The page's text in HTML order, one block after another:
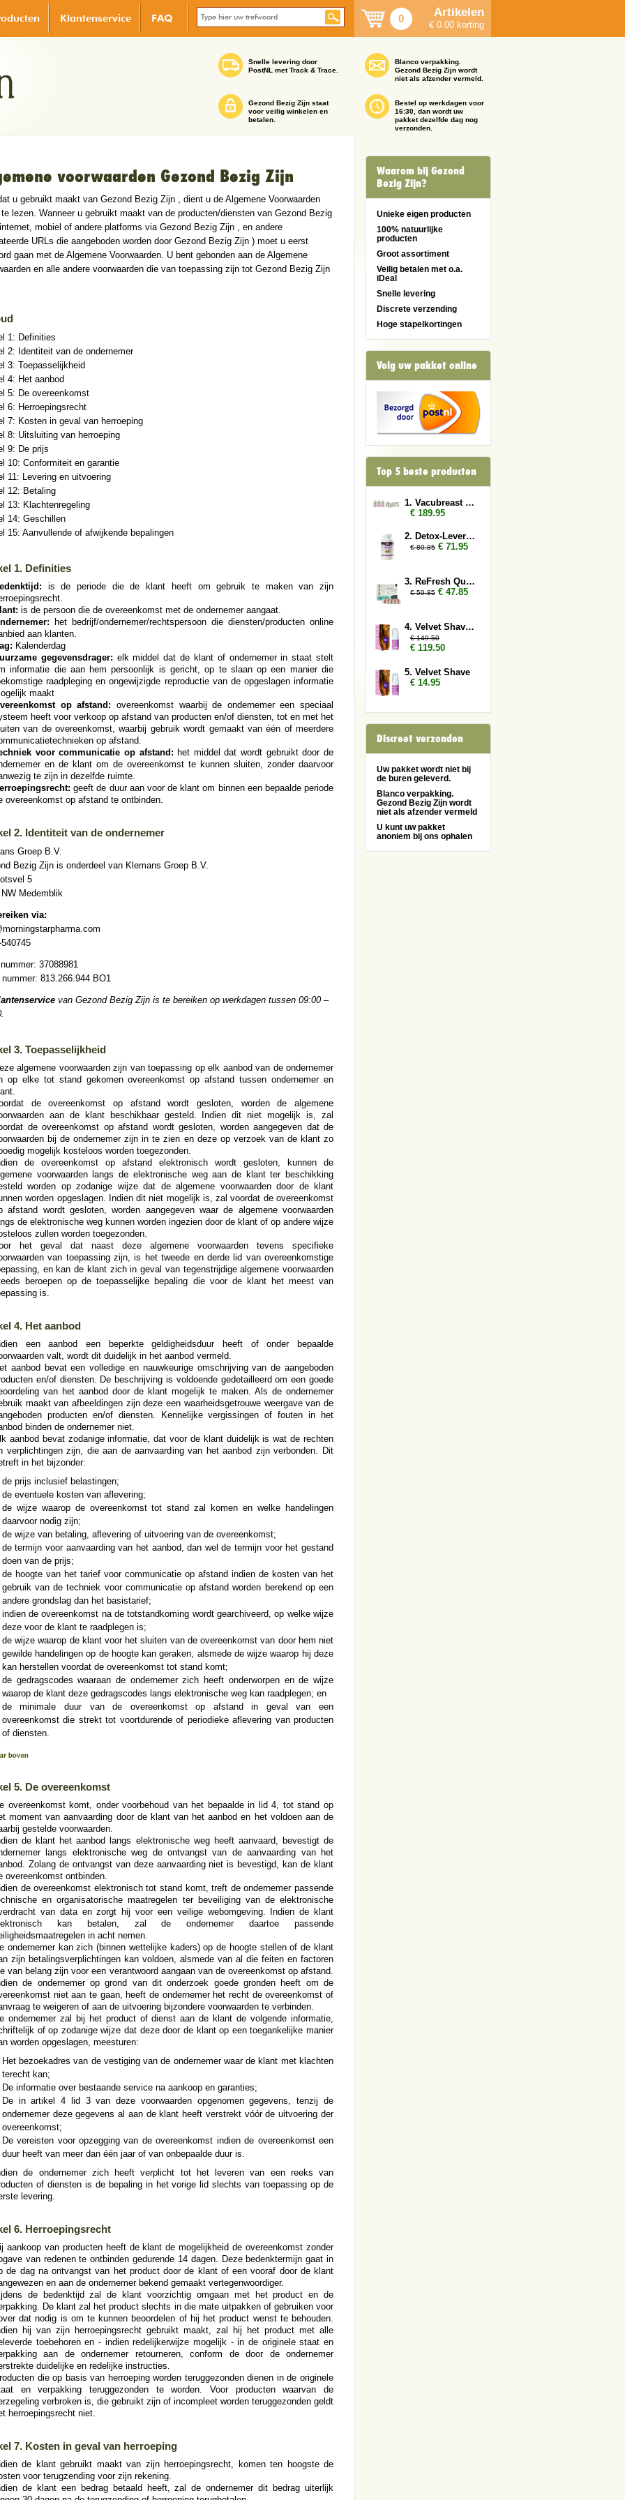
Klantenservice FAQ 0 Artikelen
€ 0.00 korting
Snelle levering door
PostNL met Track & Trace.
Gezond Bezig Zijn staat
voor veilig winkelen en
betalen.
Blanco verpakking.
Gezond Bezig Zijn wordt
niet als afzender vermeld.
Bestel op werkdagen voor
16:30, dan wordt uw
pakket dezelfde dag nog
verzonden.
voorwaarden Gezond Bezig Zijn
u gebruikt maakt van Gezond Bezig Zijn , dient u de Algemene Voorwaarden
lezen. Wanneer u gebruikt maakt van de producten/diensten van Gezond Bezig
mobiel of andere platforms via Gezond Bezig Zijn , en andere
URLs die aangeboden worden door Gezond Bezig Zijn ) moet u eerst
gaan met de Algemene Voorwaarden. U bent gebonden aan de Algemene
en alle andere voorwaarden die van toepassing zijn tot Gezond Bezig Zijn
1: Definities
2: Identiteit van de ondernemer
3: Toepasselijkheid
4: Het aanbod
5: De overeenkomst
6: Herroepingsrecht
7: Kosten in geval van herroeping
8: Uitsluiting van herroeping
9: De prijs
10: Conformiteit en garantie
11: Levering en uitvoering
12: Betaling
13: Klachtenregeling
14: Geschillen
15: Aanvullende of afwijkende bepalingen
1. Definities
is de periode die de klant heeft om gebruik te maken van zijn
is de persoon die de overeenkomst met de ondernemer aangaat.
het bedrijf/ondernemer/rechtspersoon die diensten/producten online
aan klanten.
Kalenderdag
gegevensdrager: elk middel dat de klant of ondernemer in staat stelt
informatie die aan hem persoonlijk is gericht, op te slaan op een manier die
raadpleging en ongewijzigde reproductie van de opgeslagen informatie
maakt
op afstand: overeenkomst waarbij de ondernemer een speciaal
heeft voor verkoop op afstand van producten en/of diensten, tot en met het
van de overeenkomst, waarbij gebruik wordt gemaakt van één of meerdere
op afstand.
voor communicatie op afstand: het middel dat wordt gebruikt door de
en de klant om de overeenkomst te kunnen sluiten, zonder daarvoor
te zijn in dezelfde ruimte.
geeft de duur aan voor de klant om binnen een bepaalde periode
overeenkomst op afstand te ontbinden.
2. Identiteit van de ondernemer
Groep B.V.
Bezig Zijn is onderdeel van Klemans Groep B.V.
5
NW Medemblik
via:
37088981
nummer: 813.266.944 BO1
van Gezond Bezig Zijn is te bereiken op werkdagen tussen 09:00 –
3. Toepasselijkheid
algemene voorwaarden zijn van toepassing op elk aanbod van de ondernemer
op elke tot stand gekomen overeenkomst op afstand tussen ondernemer en
de overeenkomst op afstand wordt gesloten, worden de algemene
aan de klant beschikbaar gesteld. Indien dit niet mogelijk is, zal
de overeenkomst op afstand wordt gesloten, worden aangegeven dat de
bij de ondernemer zijn in te zien en deze op verzoek van de klant zo
mogelijk kosteloos worden toegezonden.
de overeenkomst op afstand elektronisch wordt gesloten, kunnen de
voorwaarden langs de elektronische weg aan de klant ter beschikking
worden op zodanige wijze dat de algemene voorwaarden door de klant
worden opgeslagen. Indien dit niet mogelijk is, zal voordat de overeenkomst
afstand wordt gesloten, worden aangegeven waar de algemene voorwaarden
de elektronische weg kunnen worden ingezien door de klant of op andere wijze
zullen worden toegezonden.
het geval dat naast deze algemene voorwaarden tevens specifieke
van toepassing zijn, is het tweede en derde lid van overeenkomstige
en kan de klant zich in geval van tegenstrijdige algemene voorwaarden
beroepen op de toepasselijke bepaling die voor de klant het meest van
is.
4. Het aanbod
een aanbod een beperkte geldigheidsduur heeft of onder bepaalde
valt, wordt dit duidelijk in het aanbod vermeld.
aanbod bevat een volledige en nauwkeurige omschrijving van de aangeboden
en/of diensten. De beschrijving is voldoende gedetailleerd om een goede
van het aanbod door de klant mogelijk te maken. Als de ondernemer
maakt van afbeeldingen zijn deze een waarheidsgetrouwe weergave van de
producten en/of diensten. Kennelijke vergissingen of fouten in het
binden de ondernemer niet.
aanbod bevat zodanige informatie, dat voor de klant duidelijk is wat de rechten
verplichtingen zijn, die aan de aanvaarding van het aanbod zijn verbonden. Dit
in het bijzonder:
de prijs inclusief belastingen;
de eventuele kosten van aflevering;
de wijze waarop de overeenkomst tot stand zal komen en welke handelingen
daarvoor nodig zijn;
de wijze van betaling, aflevering of uitvoering van de overeenkomst;
de termijn voor aanvaarding van het aanbod, dan wel de termijn voor het gestand
doen van de prijs;
de hoogte van het tarief voor communicatie op afstand indien de kosten van het
gebruik van de techniek voor communicatie op afstand worden berekend op een
andere grondslag dan het basistarief;
indien de overeenkomst na de totstandkoming wordt gearchiveerd, op welke wijze
deze voor de klant te raadplegen is;
de wijze waarop de klant voor het sluiten van de overeenkomst van door hem niet
gewilde handelingen op de hoogte kan geraken, alsmede de wijze waarop hij deze
kan herstellen voordat de overeenkomst tot stand komt;
de gedragscodes waaraan de ondernemer zich heeft onderworpen en de wijze
waarop de klant deze gedragscodes langs elektronische weg kan raadplegen; en
de minimale duur van de overeenkomst op afstand in geval van een
overeenkomst die strekt tot voortdurende of periodieke aflevering van producten
of diensten.
5. De overeenkomst
overeenkomst komt, onder voorbehoud van het bepaalde in lid 4, tot stand op
moment van aanvaarding door de klant van het aanbod en het voldoen aan de
gestelde voorwaarden.
de klant het aanbod langs elektronische weg heeft aanvaard, bevestigt de
langs elektronische weg de ontvangst van de aanvaarding van het
Zolang de ontvangst van deze aanvaarding niet is bevestigd, kan de klant
overeenkomst ontbinden.
de overeenkomst elektronisch tot stand komt, treft de ondernemer passende
en organisatorische maatregelen ter beveiliging van de elektronische
van data en zorgt hij voor een veilige webomgeving. Indien de klant
kan betalen, zal de ondernemer daartoe passende
in acht nemen.
ondernemer kan zich (binnen wettelijke kaders) op de hoogte stellen of de klant
zijn betalingsverplichtingen kan voldoen, alsmede van al die feiten en factoren
van belang zijn voor een verantwoord aangaan van de overeenkomst op afstand.
de ondernemer op grond van dit onderzoek goede gronden heeft om de
niet aan te gaan, heeft de ondernemer het recht de overeenkomst of
te weigeren of aan de uitvoering bijzondere voorwaarden te verbinden.
ondernemer zal bij het product of dienst aan de klant de volgende informatie,
of op zodanige wijze dat deze door de klant op een toegankelijke manier
worden opgeslagen, meesturen:
Het bezoekadres van de vestiging van de ondernemer waar de klant met klachten
terecht kan;
De informatie over bestaande service na aankoop en garanties;
De in artikel 4 lid 3 van deze voorwaarden opgenomen gegevens, tenzij de
ondernemer deze gegevens al aan de klant heeft verstrekt vóór de uitvoering der
overeenkomst;
De vereisten voor opzegging van de overeenkomst indien de overeenkomst een
duur heeft van meer dan één jaar of van onbepaalde duur is.
de ondernemer zich heeft verplicht tot het leveren van een reeks van
of diensten is de bepaling in het vorige lid slechts van toepassing op de
levering.
6. Herroepingsrecht
aankoop van producten heeft de klant de mogelijkheid de overeenkomst zonder
van redenen te ontbinden gedurende 14 dagen. Deze bedenktermijn gaat in
de dag na ontvangst van het product door de klant of een vooraf door de klant
en aan de ondernemer bekend gemaakt vertegenwoordiger.
de bedenktijd zal de klant voorzichtig omgaan met het product en de
De klant zal het product slechts in die mate uitpakken of gebruiken voor
dat nodig is om te kunnen beoordelen of hij het product wenst te behouden.
hij van zijn herroepingsrecht gebruikt maakt, zal hij het product met alle
toebehoren en - indien redelijkerwijze mogelijk - in de originele staat en
aan de ondernemer retourneren, conform de door de ondernemer
duidelijke en redelijke instructies.
die op basis van herroeping worden teruggezonden dienen in de originele
en verpakking teruggezonden te worden. Voor producten waarvan de
verbroken is, die gebruikt zijn of incompleet worden teruggezonden geldt
herroepingsrecht niet.
7. Kosten in geval van herroeping
de klant gebruikt maakt van zijn herroepingsrecht, komen ten hoogste de
voor terugzending voor zijn rekening.
de klant een bedrag betaald heeft, zal de ondernemer dit bedrag uiterlijk
Waarom bij Gezond
Bezig Zijn?
Unieke eigen producten
100% natuurlijke
producten
Groot assortiment
Veilig betalen met o.a.
iDeal
Snelle levering
Discrete verzending
Hoge stapelkortingen
Volg uw pakket online
Top 5 beste producten
1. Vacubreast pomp met 3 potten
€ 189.95
2. Detox-Lever 3x
€ 80.85 € 71.95
3. ReFresh Quick Flush 3x
€ 59.85 € 47.85
4. Velvet Shave 10x
€ 149.50
€ 119.50
5. Velvet Shave
€ 14.95
Discreet verzonden
Uw pakket wordt niet bij
de buren geleverd.
Blanco verpakking.
Gezond Bezig Zijn wordt
niet als afzender vermeld
U kunt uw pakket
anoniem bij ons ophalen